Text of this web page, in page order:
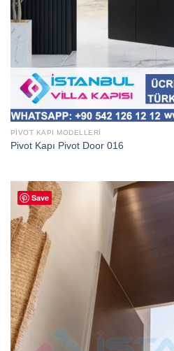
PIVOT KAPI MODELLERI
Pivot Kapı Pivot Door 016
Save